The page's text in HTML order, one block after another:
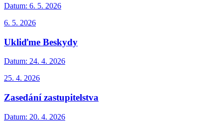
Datum: 6. 5. 2026
6. 5. 2026
Ukliďme Beskydy
Datum: 24. 4. 2026
25. 4. 2026
Zasedání zastupitelstva
Datum: 20. 4. 2026